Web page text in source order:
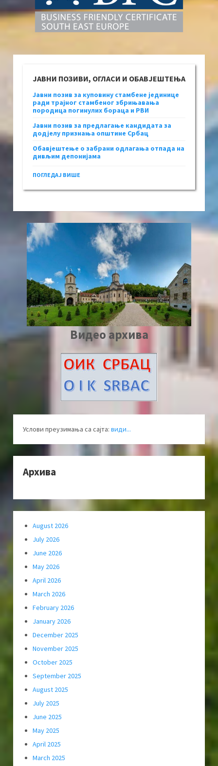
ЈАВНИ ПОЗИВИ, ОГЛАСИ И ОБАВЈЕШТЕЊА
Јавни позив за куповину стамбене јединице
ради трајног стамбеног збрињавања
породица погинулих бораца и РВИ
Јавни позив за предлагање кандидата за
додјелу признања општине Србац
Обавјештење о забрани одлагања отпада на
дивљим депонијама
ПОГЛЕДАЈ ВИШЕ
Видео архива
Услови преузимања са сајта: види...
Архива
August 2026
July 2026
June 2026
May 2026
April 2026
March 2026
February 2026
January 2026
December 2025
November 2025
October 2025
September 2025
August 2025
July 2025
June 2025
May 2025
April 2025
March 2025